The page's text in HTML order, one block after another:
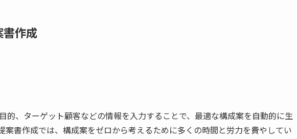
作成
的、ターゲット顧客などの情報を入力することで、最適な構成案を自動的に生
案書作成では、構成案をゼロから考えるために多くの時間と労力を費やしてい